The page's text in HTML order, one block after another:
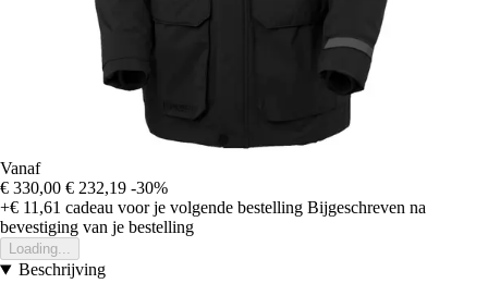
Vanaf
€ 330,00 € 232,19 -30%
+€ 11,61 cadeau voor je volgende bestelling Bijgeschreven na
bevestiging van je bestelling
Loading...
Beschrijving